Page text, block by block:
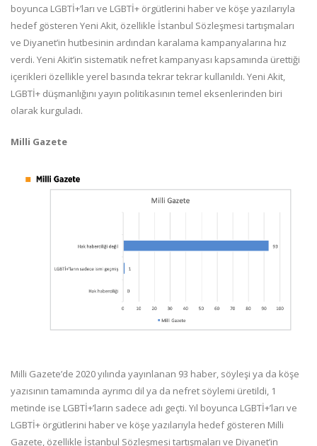
boyunca LGBTİ+’ları ve LGBTİ+ örgütlerini haber ve köşe yazılarıyla
hedef gösteren Yeni Akit, özellikle İstanbul Sözleşmesi tartışmaları
ve Diyanet’in hutbesinin ardından karalama kampanyalarına hız
verdi. Yeni Akit’in sistematik nefret kampanyası kapsamında ürettiği
içerikleri özellikle yerel basında tekrar tekrar kullanıldı. Yeni Akit,
LGBTİ+ düşmanlığını yayın politikasının temel eksenlerinden biri
olarak kurguladı.
Milli Gazete
Milli Gazete’de 2020 yılında yayınlanan 93 haber, söyleşi ya da köşe
yazısının tamamında ayrımcı dil ya da nefret söylemi üretildi, 1
metinde ise LGBTİ+’ların sadece adı geçti. Yıl boyunca LGBTİ+’ları ve
LGBTİ+ örgütlerini haber ve köşe yazılarıyla hedef gösteren Milli
Gazete, özellikle İstanbul Sözleşmesi tartışmaları ve Diyanet’in